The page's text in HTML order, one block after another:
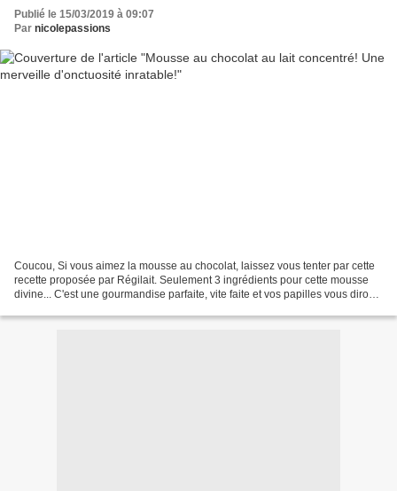
Publié le 15/03/2019 à 09:07
Par nicolepassions
Coucou, Si vous aimez la mousse au chocolat, laissez vous tenter par cette
recette proposée par Régilait. Seulement 3 ingrédients pour cette mousse
divine... C'est une gourmandise parfaite, vite faite et vos papilles vous diront